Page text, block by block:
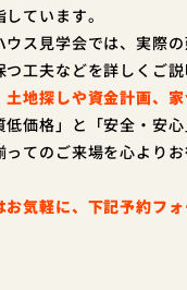
ています。
ウス見学会では、実際
つ工夫などを詳しくご説
土地探しや資金計画、
低価格」と「安全・安
ってのご来場を心より
お気軽に、下記予約フォ